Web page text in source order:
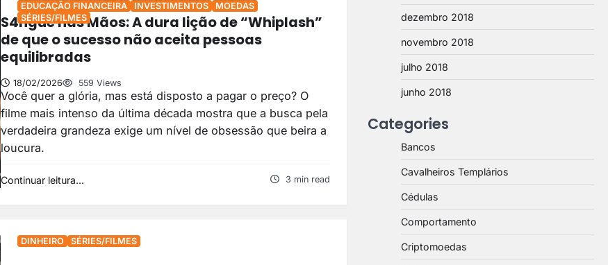
EDUCAÇÃO FINANCEIRA INVESTIMENTOS
MOEDAS
SÉRIES/FILMES
S4ngue nas Mãos: A dura lição de “Whiplash”
de que o sucesso não aceita pessoas
equilibradas
18/02/2026 559 Views
Você quer a glória, mas está disposto a pagar o preço? O
filme mais intenso da última década mostra que a busca pela
verdadeira grandeza exige um nível de obsessão que beira a
loucura.
Continuar leitura... 3 min read
DINHEIRO SÉRIES/FILMES
dezembro 2018
novembro 2018
julho 2018
junho 2018
Categories
Bancos
Cavalheiros Templários
Cédulas
Comportamento
Criptomoedas